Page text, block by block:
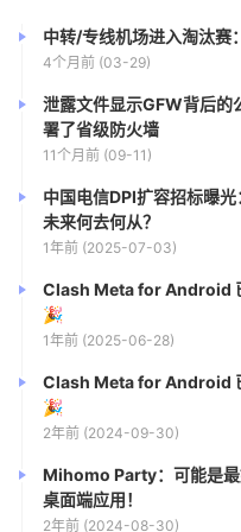
中转/专线机场进入淘汰赛
4个月前 (03-29)
泄露文件显示GFW背后的
署了省级防火墙
11个月前 (09-11)
中国电信DPI扩容招标曝光
未来何去何从？
1年前 (2025-07-03)
Clash Meta for Android
🎉
1年前 (2025-06-28)
Clash Meta for Android 已
🎉
2年前 (2024-09-30)
Mihomo Party：可能是
桌面端应用！
2年前 (2024-08-30)